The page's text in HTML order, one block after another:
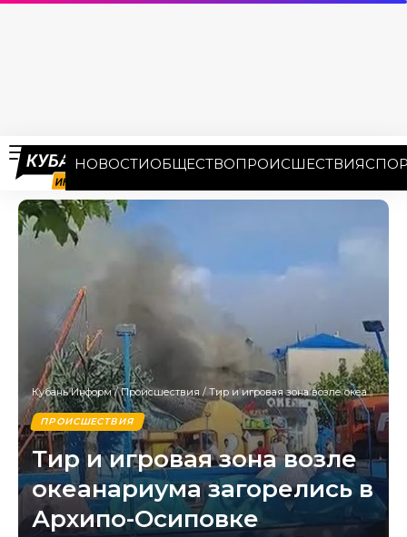
НОВОСТИОБЩЕСТВОПРОИСШЕСТВИЯ
Кубань Информ/Происшествия / Тир и игровая зона возле океанариума загорелись в Архипо-Осиповке
ПРОИСШЕСТВИЯ
Тир и игровая зона возле
океанариума загорелись в
Архипо-Осиповке